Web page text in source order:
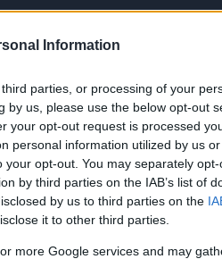
Information
parties, or processing of your
by us, please use the below opt-out
your opt-out request is processed
personal information utilized by us
opt-out. You may separately
by third parties on the IAB’s list of
by us to third parties on the
it to other third parties.
more Google services and may
News oldalán is!
vezetőedzője
volt érdekelt a
a Breidablik ellen,
ám a 77.
ezt követően
még két gólt